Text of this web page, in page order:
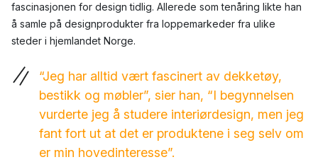
fascinasjonen for design tidlig. Allerede som tenåring likte han
å samle på designprodukter fra loppemarkeder fra ulike
steder i hjemlandet Norge.
“Jeg har alltid vært fascinert av dekketøy,
bestikk og møbler”, sier han, “I begynnelsen
vurderte jeg å studere interiørdesign, men jeg
fant fort ut at det er produktene i seg selv om
er min hovedinteresse”.